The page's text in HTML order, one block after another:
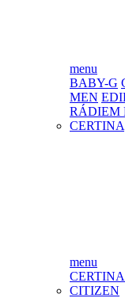
menu
BABY-G
MEN
RÁDIEM
CERTINA
menu
CITIZEN